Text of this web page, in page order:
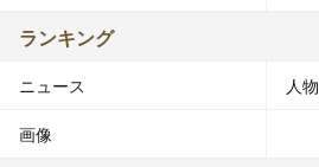
ランキング
ニュース 人物
画像